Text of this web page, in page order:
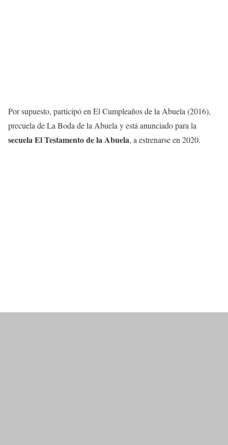
Por supuesto, participó en El Cumpleaños de la Abuela (2016),
precuela de La Boda de la Abuela y está anunciado para la
secuelaEl Testamento de la Abuela, a estrenarse en 2020.